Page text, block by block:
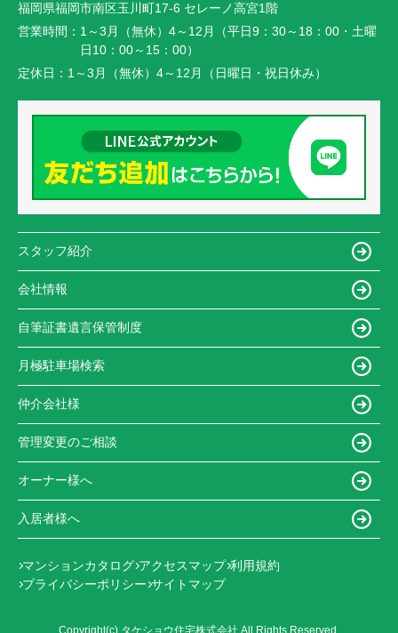
福岡県福岡市南区玉川町17-6 セレーノ高宮1階
営業時間： 1～3月（無休）4～12月（平日9：30～18：00・土曜
日10：00～15：00）
定休日： 1～3月（無休）4～12月（日曜日・祝日休み）
スタッフ紹介
会社情報
自筆証書遺言保管制度
月極駐車場検索
仲介会社様
管理変更のご相談
オーナー様へ
入居者様へ
マンションカタログ アクセスマップ 利用規約
プライバシーポリシー サイトマップ
Copyright(c) タケショウ住宅株式会社 All Rights Reserved.